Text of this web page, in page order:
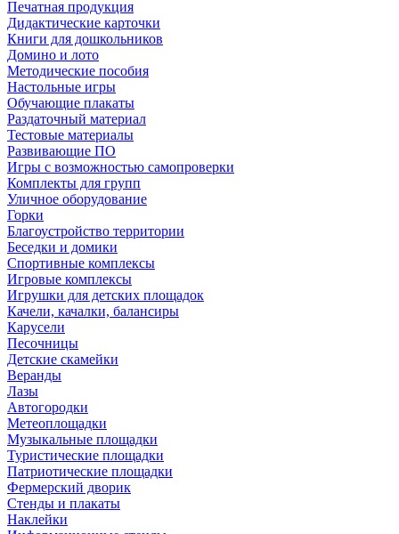
Печатная продукция
Дидактические карточки
Книги для дошкольников
Домино и лото
Методические пособия
Настольные игры
Обучающие плакаты
Раздаточный материал
Тестовые материалы
Развивающие ПО
Игры с возможностью самопроверки
Комплекты для групп
Уличное оборудование
Горки
Благоустройство территории
Беседки и домики
Спортивные комплексы
Игровые комплексы
Игрушки для детских площадок
Качели, качалки, балансиры
Карусели
Песочницы
Детские скамейки
Веранды
Лазы
Автогородки
Метеоплощадки
Музыкальные площадки
Туристические площадки
Патриотические площадки
Фермерский дворик
Стенды и плакаты
Наклейки